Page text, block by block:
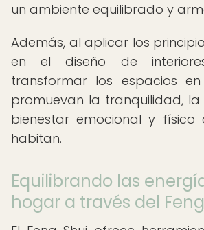
un ambiente equilibrado y
Además, al aplicar los
en el diseño de
transformar los espacios
promuevan la tranquilidad, la
bienestar emocional y físico
habitan.
Equilibrando las
hogar a través del